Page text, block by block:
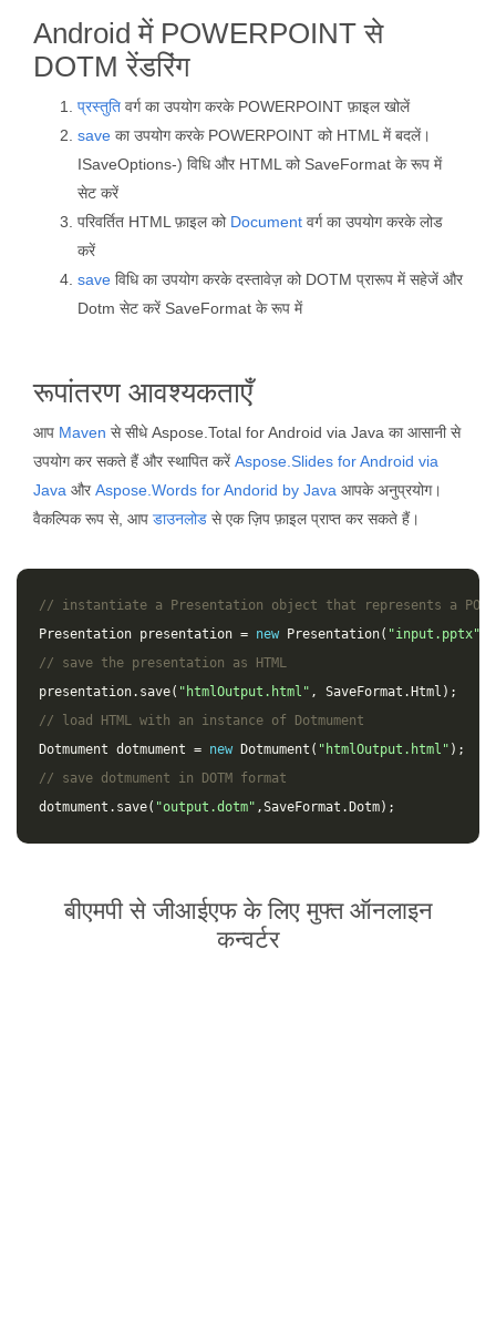
Android में POWERPOINT से
DOTM रेंडरिंग
प्रस्तुति वर्ग का उपयोग करके POWERPOINT फ़ाइल खोलें
save का उपयोग करके POWERPOINT को HTML में बदलें।
ISaveOptions-) विधि और HTML को SaveFormat के रूप में
सेट करें
परिवर्तित HTML फ़ाइल को Document वर्ग का उपयोग करके लोड
करें
save विधि का उपयोग करके दस्तावेज़ को DOTM प्रारूप में सहेजें और
Dotm सेट करें SaveFormat के रूप में
रूपांतरण आवश्यकताएँ
आप Maven से सीधे Aspose.Total for Android via Java का आसानी से
उपयोग कर सकते हैं और स्थापित करेंAspose.Slides for Android via
Java औरAspose.Words for Andorid by Java आपके अनुप्रयोग।
वैकल्पिक रूप से, आप डाउनलोड से एक ज़िप फ़ाइल प्राप्त कर सकते हैं।
// instantiate a Presentation object that represents a
Presentation presentation = new Presentation( "input.pptx"
// save the presentation as HTML
presentation. save( "htmlOutput.html" , SaveFormat . Html );
// load HTML with an instance of Dotmument
Dotmument dotmument = new Dotmument ( "htmlOutput.html" );
// save dotmument in DOTM format
dotmument . save( "output.dotm" ,SaveFormat . Dotm);
बीएमपी से जीआईएफ के लिए मुफ्त ऑनलाइन
कन्वर्टर